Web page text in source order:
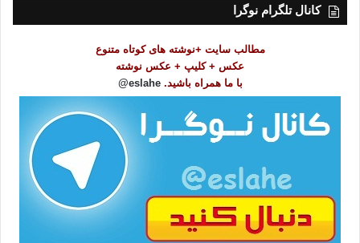
کانال تلگرام نوگرا
مطالب سایت +نوشته های کوتاه متنوع
عکس + کلیپ + عکس نوشته
با ما همراه باشید. eslahe@